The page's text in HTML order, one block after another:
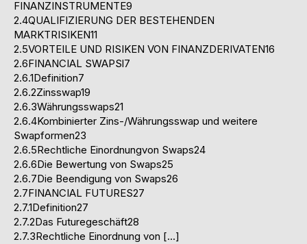
FINANZINSTRUMENTE9
2.4QUALIFIZIERUNG DER BESTEHENDEN
MARKTRISIKEN11
2.5VORTEILE UND RISIKEN VON FINANZDERIVATEN16
2.6FINANCIAL SWAPSl7
2.6.1Definition7
2.6.2Zinsswap19
2.6.3Währungsswaps21
2.6.4Kombinierter Zins-/Währungsswap und weitere
Swapformen23
2.6.5Rechtliche Einordnungvon Swaps24
2.6.6Die Bewertung von Swaps25
2.6.7Die Beendigung von Swaps26
2.7FINANCIAL FUTURES27
2.7.1Definition27
2.7.2Das Futuregeschäft28
2.7.3Rechtliche Einordnung von […]